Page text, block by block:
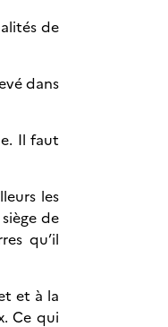
de
dans
Il faut
les
de
qu’il
et à la
Ce qui